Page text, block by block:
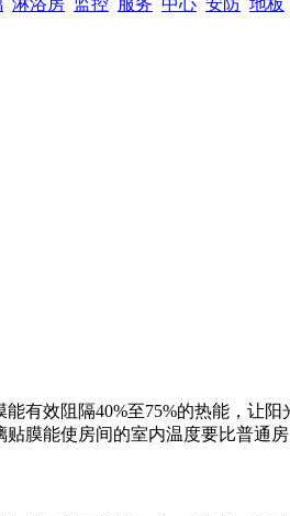
有效阻隔40%至75%的热能，让阳
膜能使房间的室内温度要比普通房